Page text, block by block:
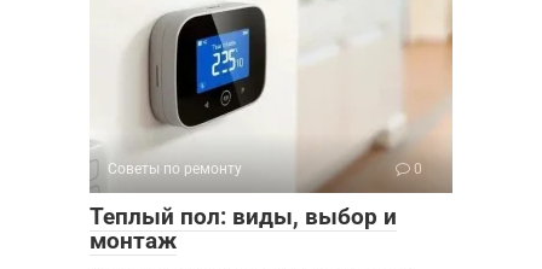
Советы по ремонту 0
Теплый пол: виды, выбор и
монтаж